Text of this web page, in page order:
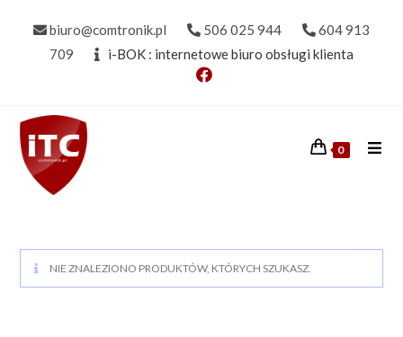
biuro@comtronik.pl 506 025 944
604 913
709
i-BOK : internetowe biuro obsługi klienta
0
NIE ZNALEZIONO PRODUKTÓW, KTÓRYCH SZUKASZ.